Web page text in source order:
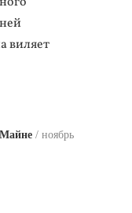
виляет
ноябрь